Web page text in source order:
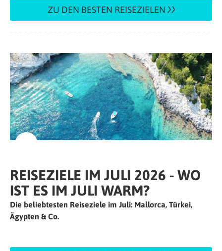
ZU DEN BESTEN REISEZIELEN
REISEZIELE IM JULI 2026 - WO
IST ES IM JULI WARM?
Die beliebtesten Reiseziele im Juli: Mallorca, Türkei,
Ägypten & Co.